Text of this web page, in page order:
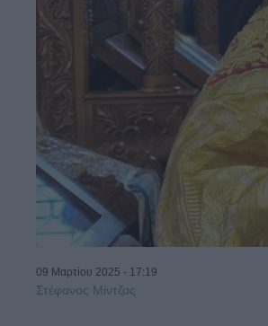
09 Μαρτίου 2025 - 17:19
Στέφανος Μίντζας